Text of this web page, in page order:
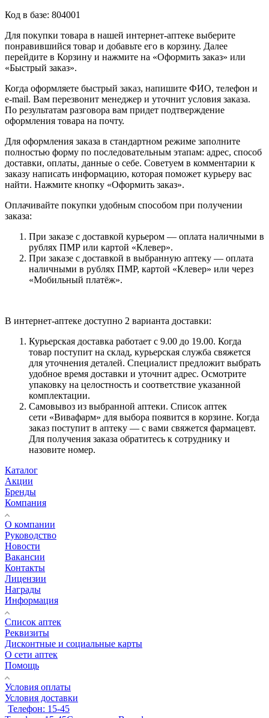
Код в базе: 804001
Для покупки товара в нашей интернет-аптеке выберите
понравившийся товар и добавьте его в корзину. Далее
перейдите в Корзину и нажмите на «Оформить заказ» или
«Быстрый заказ».
Когда оформляете быстрый заказ, напишите ФИО, телефон и
e-mail. Вам перезвонит менеджер и уточнит условия заказа.
По результатам разговора вам придет подтверждение
оформления товара на почту.
Для оформления заказа в стандартном режиме заполните
полностью форму по последовательным этапам: адрес, способ
доставки, оплаты, данные о себе. Советуем в комментарии к
заказу написать информацию, которая поможет курьеру вас
найти. Нажмите кнопку «Оформить заказ».
Оплачивайте покупки удобным способом при получении
заказа:
При заказе с доставкой курьером — оплата наличными в
рублях ПМР или картой «Клевер».
При заказе с доставкой в выбранную аптеку — оплата
наличными в рублях ПМР, картой «Клевер» или через
«Мобильный платёж».
В интернет-аптеке доступно 2 варианта доставки:
Курьерская доставка работает с 9.00 до 19.00. Когда
товар поступит на склад, курьерская служба свяжется
для уточнения деталей. Специалист предложит выбрать
удобное время доставки и уточнит адрес. Осмотрите
упаковку на целостность и соответствие указанной
комплектации.
Самовывоз из выбранной аптеки. Список аптек
сети «Вивафарм» для выбора появится в корзине. Когда
заказ поступит в аптеку — с вами свяжется фармацевт.
Для получения заказа обратитесь к сотруднику и
назовите номер.
Каталог
Акции
Бренды
Компания
О компании
Руководство
Новости
Вакансии
Контакты
Лицензии
Награды
Информация
Список аптек
Реквизиты
Дисконтные и социальные карты
О сети аптек
Помощь
Условия оплаты
Условия доставки
Телефон: 15-45